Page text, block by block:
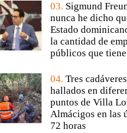
03. Sigmund
nunca he dicho
Estado
la cantidad de
públicos que
04. Tres
hallados en
puntos de Villa
Almácigos en las
72 horas